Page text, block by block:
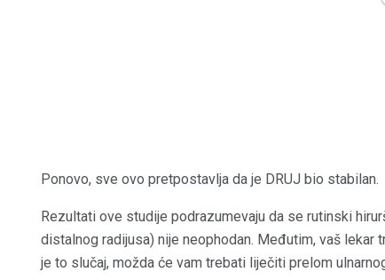
Ponovo, sve ovo pretpostavlja da je DRUJ bio stabilan.
Rezultati ove studije podrazumevaju da se rutinski
distalnog radijusa) nije neophodan. Međutim, vaš
je to slučaj, možda će vam trebati liječiti prelom